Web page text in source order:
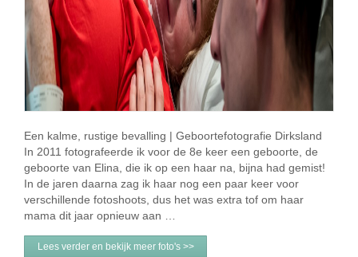
Een kalme, rustige bevalling | Geboortefotografie Dirksland
In 2011 fotografeerde ik voor de 8e keer een geboorte, de
geboorte van Elina, die ik op een haar na, bijna had gemist!
In de jaren daarna zag ik haar nog een paar keer voor
verschillende fotoshoots, dus het was extra tof om haar
mama dit jaar opnieuw aan …
Lees verder en bekijk meer foto's >>